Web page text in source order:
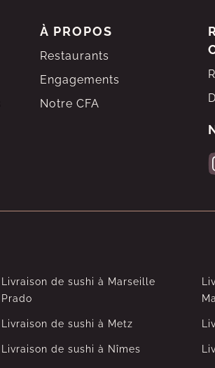
À PROPOS
Restaurants
Engagements
Notre CFA
Livraison de sushi à Marseille
Prado
Livraison de sushi à Metz
Livraison de sushi à Nîmes